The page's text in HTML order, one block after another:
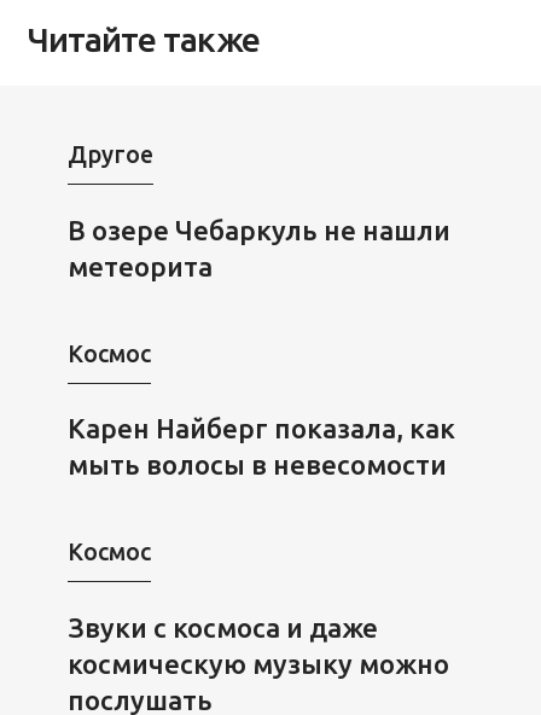
Читайте также
Другое
В озере Чебаркуль не нашли
метеорита
Космос
Карен Найберг показала, как
мыть волосы в невесомости
Космос
Звуки с космоса и даже
космическую музыку можно
послушать